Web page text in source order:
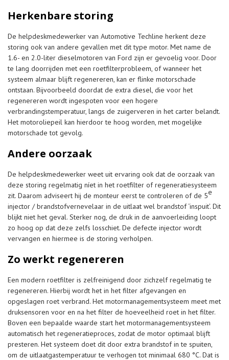
Herkenbare storing
De helpdeskmedewerker van Automotive Techline herkent deze
storing ook van andere gevallen met dit type motor. Met name de
1.6- en 2.0-liter dieselmotoren van Ford zijn er gevoelig voor. Door
te lang doorrijden met een roetfilterprobleem, of wanneer het
systeem almaar blijft regenereren, kan er flinke motorschade
ontstaan. Bijvoorbeeld doordat de extra diesel, die voor het
regenereren wordt ingespoten voor een hogere
verbrandingstemperatuur, langs de zuigerveren in het carter belandt.
Het motoroliepeil kan hierdoor te hoog worden, met mogelijke
motorschade tot gevolg.
Andere oorzaak
De helpdeskmedewerker weet uit ervaring ook dat de oorzaak van
deze storing regelmatig níet in het roetfilter of regeneratiesysteem
zit. Daarom adviseert hij de monteur eerst te controleren of de 5e
injector / brandstofvernevelaar in de uitlaat wel brandstof ‘inspuit’. Dit
blijkt niet het geval. Sterker nog, de druk in de aanvoerleiding loopt
zo hoog op dat deze zelfs losschiet. De defecte injector wordt
vervangen en hiermee is de storing verholpen.
Zo werkt regenereren
Een modern roetfilter is zelfreinigend door zichzelf regelmatig te
regenereren. Hierbij wordt het in het filter afgevangen en
opgeslagen roet verbrand. Het motormanagementsysteem meet met
druksensoren voor en na het filter de hoeveelheid roet in het filter.
Boven een bepaalde waarde start het motormanagementsysteem
automatisch het regeneratieproces, zodat de motor optimaal blijft
presteren. Het systeem doet dit door extra brandstof in te spuiten,
om de uitlaatgastemperatuur te verhogen tot minimaal 680 °C. Dat is